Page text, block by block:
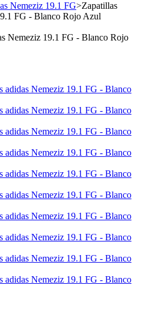
Nemeziz 19.1 FG>Zapatillas
FG - Blanco Rojo Azul